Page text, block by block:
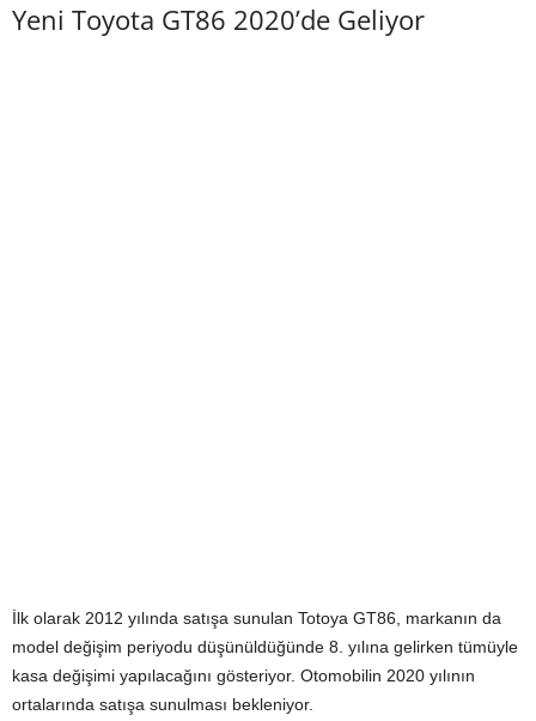
Yeni Toyota GT86 2020’de Geliyor
İlk olarak 2012 yılında satışa sunulan Totoya GT86, markanın da
model değişim periyodu düşünüldüğünde 8. yılına gelirken tümüyle
kasa değişimi yapılacağını gösteriyor. Otomobilin 2020 yılının
ortalarında satışa sunulması bekleniyor.